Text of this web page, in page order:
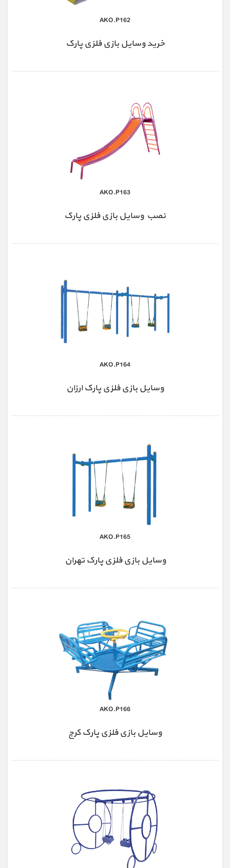
AKO.P162
خرید وسایل بازی فلزی پارک
AKO.P163
نصب وسایل بازی فلزی پارک
AKO.P164
وسایل بازی فلزی پارک ارزان
AKO.P165
وسایل بازی فلزی پارک تهران
AKO.P166
وسایل بازی فلزی پارک کرج